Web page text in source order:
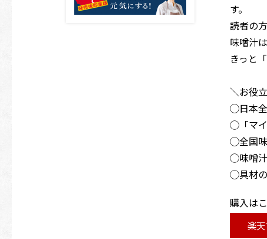
す。
読者の
味噌汁
きっと
＼お役
◯日本
◯「マ
◯全国
◯味噌
◯具材
購入は
楽